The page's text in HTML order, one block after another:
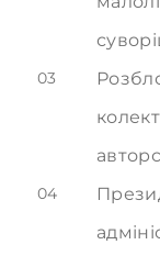
03
04